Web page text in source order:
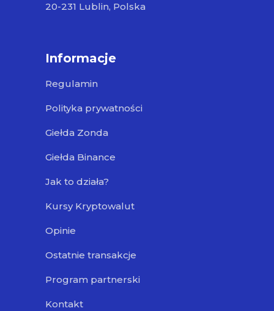
20-231 Lublin, Polska
Informacje
Regulamin
Polityka prywatności
Giełda Zonda
Giełda Binance
Jak to działa?
Kursy Kryptowalut
Opinie
Ostatnie transakcje
Program partnerski
Kontakt